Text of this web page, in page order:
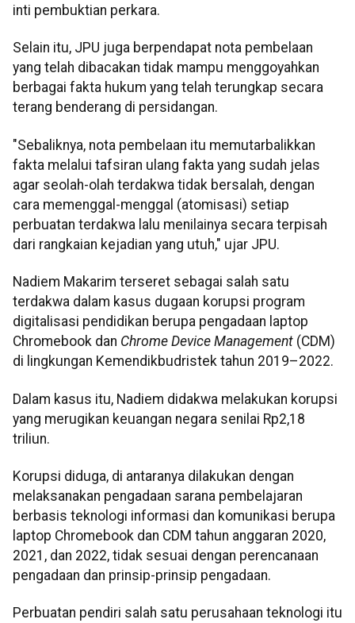
inti pembuktian perkara.
Selain itu, JPU juga berpendapat nota pembelaan
yang telah dibacakan tidak mampu menggoyahkan
berbagai fakta hukum yang telah terungkap secara
terang benderang di persidangan.
"Sebaliknya, nota pembelaan itu memutarbalikkan
fakta melalui tafsiran ulang fakta yang sudah jelas
agar seolah-olah terdakwa tidak bersalah, dengan
cara memenggal-menggal (atomisasi) setiap
perbuatan terdakwa lalu menilainya secara terpisah
dari rangkaian kejadian yang utuh," ujar JPU.
Nadiem Makarim terseret sebagai salah satu
terdakwa dalam kasus dugaan korupsi program
digitalisasi pendidikan berupa pengadaan laptop
Chromebook dan Chrome Device Management (CDM)
di lingkungan Kemendikbudristek tahun 2019–2022.
Dalam kasus itu, Nadiem didakwa melakukan korupsi
yang merugikan keuangan negara senilai Rp2,18
triliun.
Korupsi diduga, di antaranya dilakukan dengan
melaksanakan pengadaan sarana pembelajaran
berbasis teknologi informasi dan komunikasi berupa
laptop Chromebook dan CDM tahun anggaran 2020,
2021, dan 2022, tidak sesuai dengan perencanaan
pengadaan dan prinsip-prinsip pengadaan.
Perbuatan pendiri salah satu perusahaan teknologi itu